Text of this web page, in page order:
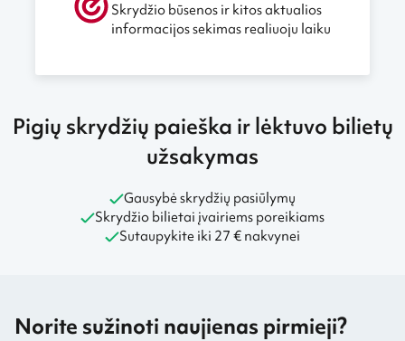
Skrydžio būsenos ir kitos aktualios
informacijos sekimas realiuoju laiku
Pigių skrydžių paieška ir lėktuvo bilietų
užsakymas
Gausybė skrydžių pasiūlymų
Skrydžio bilietai įvairiems poreikiams
Sutaupykite iki 27 € nakvynei
Norite sužinoti naujienas pirmieji?